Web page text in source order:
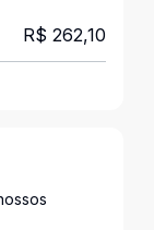
R$ 262,10